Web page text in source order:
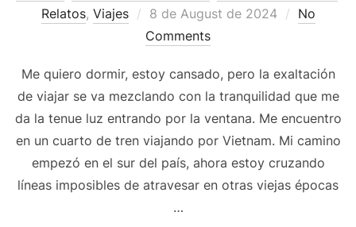
Relatos, Viajes 8 de August de 2024
No
Comments
Me quiero dormir, estoy cansado, pero la exaltación
de viajar se va mezclando con la tranquilidad que me
da la tenue luz entrando por la ventana. Me encuentro
en un cuarto de tren viajando por Vietnam. Mi camino
empezó en el sur del país, ahora estoy cruzando
líneas imposibles de atravesar en otras viejas épocas
…